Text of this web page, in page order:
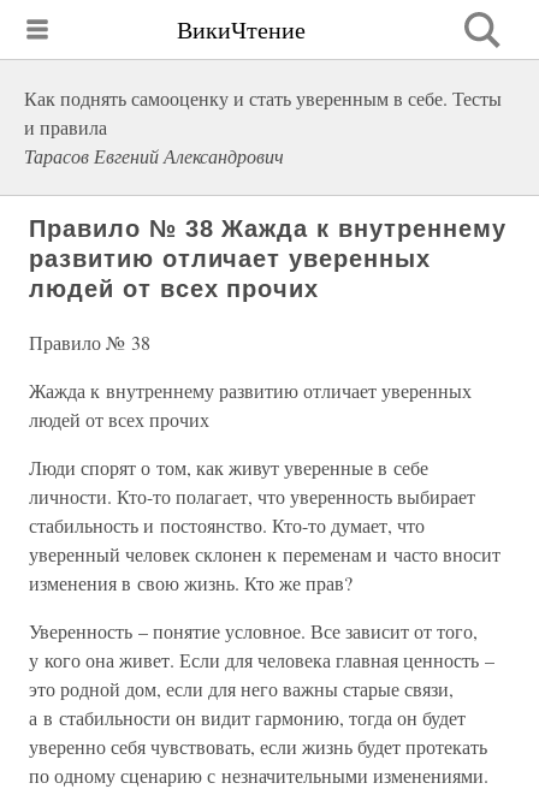
ВикиЧтение
Как поднять самооценку и стать уверенным в себе. Тесты
и правила
Тарасов Евгений Александрович
Правило № 38 Жажда к внутреннему
развитию отличает уверенных
людей от всех прочих
Правило № 38
Жажда к внутреннему развитию отличает уверенных
людей от всех прочих
Люди спорят о том, как живут уверенные в себе
личности. Кто-то полагает, что уверенность выбирает
стабильность и постоянство. Кто-то думает, что
уверенный человек склонен к переменам и часто вносит
изменения в свою жизнь. Кто же прав?
Уверенность – понятие условное. Все зависит от того,
у кого она живет. Если для человека главная ценность –
это родной дом, если для него важны старые связи,
а в стабильности он видит гармонию, тогда он будет
уверенно себя чувствовать, если жизнь будет протекать
по одному сценарию с незначительными изменениями.